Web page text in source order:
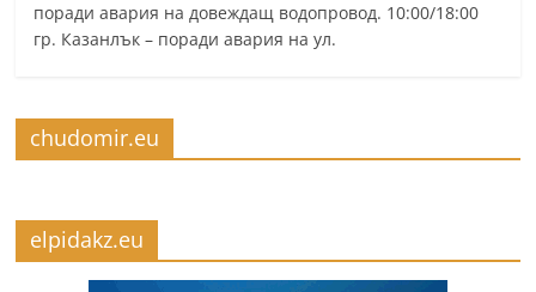
поради авария на довеждащ водопровод. 10:00/18:00
гр. Казанлък – поради авария на ул.
chudomir.eu
elpidakz.eu